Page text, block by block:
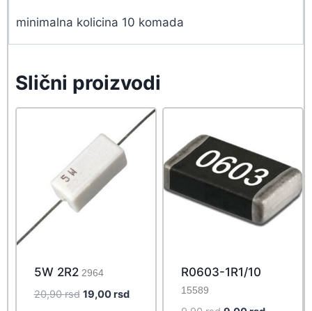
minimalna kolicina 10 komada
Slični proizvodi
5W 2R22964
20,90rsd Original
19,00rsdCurrent
R0603-1R1/10
15589